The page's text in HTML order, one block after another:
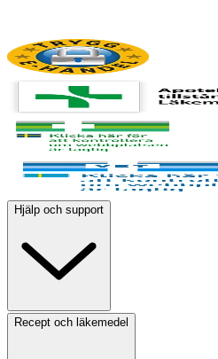
Hjälp och support
Recept och läkemedel